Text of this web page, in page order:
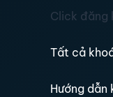
Click đăng
Tất cả
Hướng dẫn